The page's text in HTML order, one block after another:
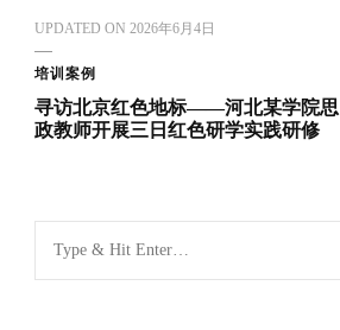
UPDATED ON 2026年6月4日
培训案例
寻访北京红色地标——河北某学院思
政教师开展三日红色研学实践研修
找
什